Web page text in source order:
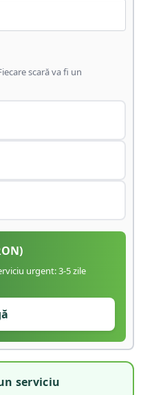
scară va fi un
urgent: 3-5 zile
serviciu